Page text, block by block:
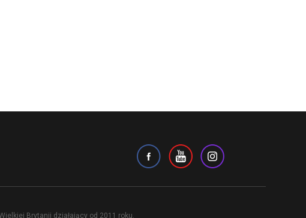
Brytanii działający od 2011 roku.